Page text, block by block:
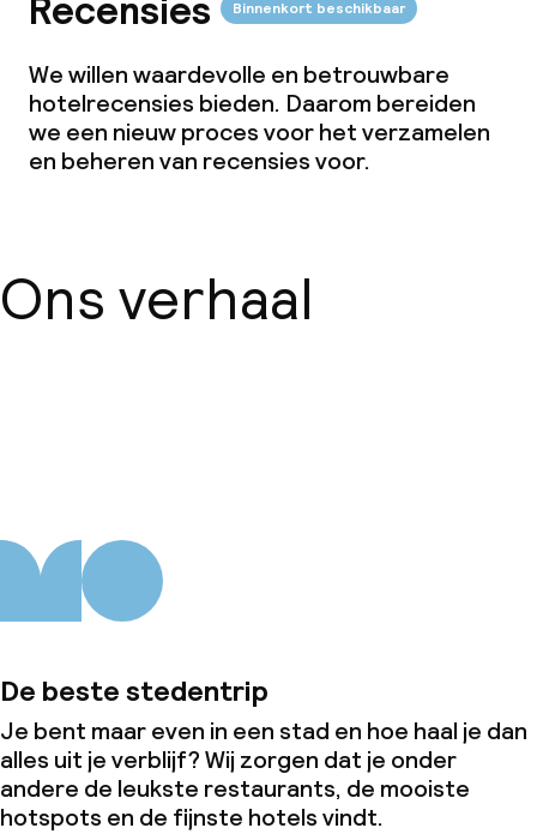
Recensies Binnenkort beschikbaar
We willen waardevolle en betrouwbare
hotelrecensies bieden. Daarom bereiden
we een nieuw proces voor het verzamelen
en beheren van recensies voor.
Ons verhaal
De beste stedentrip
Je bent maar even in een stad en hoe haal je dan
alles uit je verblijf? Wij zorgen dat je onder
andere de leukste restaurants, de mooiste
hotspots en de fijnste hotels vindt.